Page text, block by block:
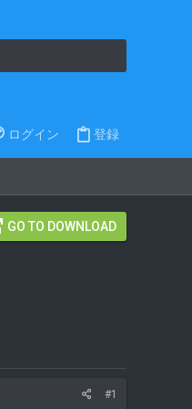
ログイン 登録
GO TO DOWNLOAD
#1